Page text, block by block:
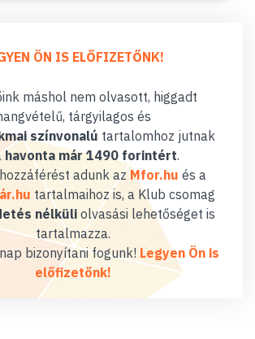
ÖN IS ELŐFIZETŐNK!
máshol nem olvasott, higgadt
tárgyilagos és
színvonalú tartalomhoz jutnak
havonta már 1490 forintért.
adunk az Mfor.hu és a
tartalmaihoz is, a Klub csomag
nélküliolvasási lehetőséget is
tartalmazza.
bizonyítani fogunk! Legyen Ön is
előfizetőnk!